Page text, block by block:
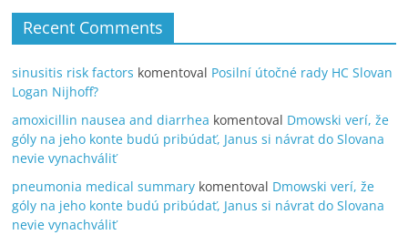
Recent Comments
sinusitis risk factors komentoval Posilní útočné rady HC Slovan
Logan Nijhoff?
amoxicillin nausea and diarrhea komentoval Dmowski verí, že
góly na jeho konte budú pribúdať, Janus si návrat do Slovana
nevie vynachváliť
pneumonia medical summary komentoval Dmowski verí, že
góly na jeho konte budú pribúdať, Janus si návrat do Slovana
nevie vynachváliť